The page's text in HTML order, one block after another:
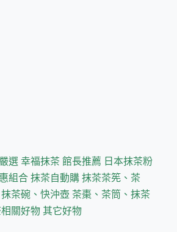
選 幸福抹茶 館長推薦 日本抹茶粉
組合 抹茶自動購 抹茶茶筅、茶
抹茶碗、快沖壺 茶棗、茶筒、抹茶
關好物 其它好物